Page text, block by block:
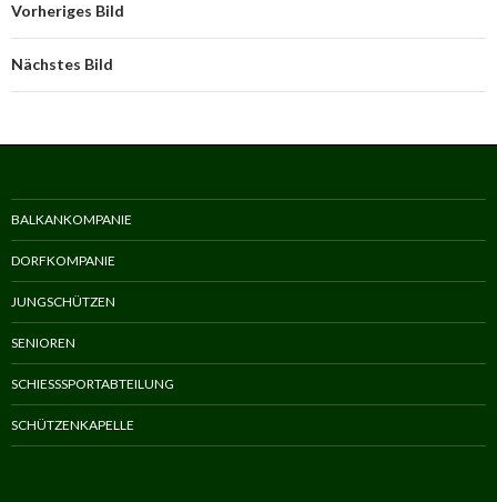
Vorheriges Bild
Nächstes Bild
BALKANKOMPANIE
DORFKOMPANIE
JUNGSCHÜTZEN
SENIOREN
SCHIESSSPORTABTEILUNG
SCHÜTZENKAPELLE